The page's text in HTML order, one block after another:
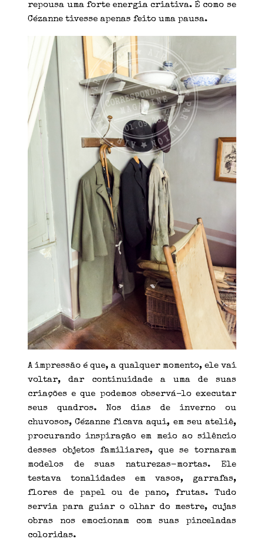
repousa uma forte energia criativa. É como se
Cézanne tivesse apenas feito uma pausa.
A impressão é que, a qualquer momento, ele vai
voltar, dar continuidade a uma de suas
criações e que podemos observá-lo executar
seus quadros. Nos dias de inverno ou
chuvosos, Cézanne ficava aqui, em seu ateliê,
procurando inspiração em meio ao silêncio
desses objetos familiares, que se tornaram
modelos de suas naturezas-mortas. Ele
testava tonalidades em vasos, garrafas,
flores de papel ou de pano, frutas. Tudo
servia para guiar o olhar do mestre, cujas
obras nos emocionam com suas pinceladas
coloridas.